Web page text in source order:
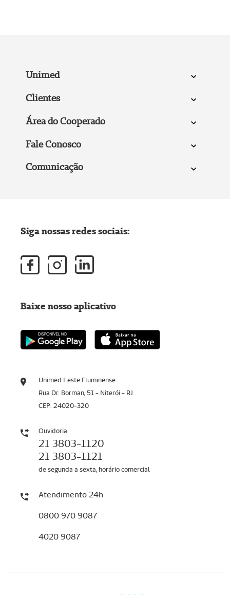
Unimed
Clientes
Área do Cooperado
Fale Conosco
Comunicação
Unimed Leste Fluminense
Rua Dr. Borman, 51 - Niterói - RJ
CEP: 24020-320
Ouvidoria
21 3803-1120
21 3803-1121
de segunda a sexta, horário comercial
Atendimento 24h
0800 970 9087
4020 9087
Siga nossas redes sociais:
Baixe nosso aplicativo